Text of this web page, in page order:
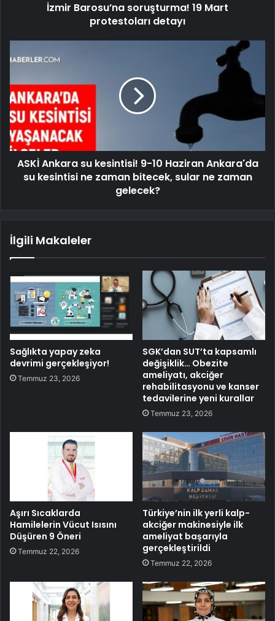
İzmir Barosu’na soruşturma! 19 Mart
protestoları detayı
ASKİ Ankara su kesintisi! 9-10 Haziran Ankara'da
su kesintisi ne zaman bitecek, sular ne zaman
gelecek?
İlgili Makaleler
Sağlıkta yapay zeka
devrimi gerçekleşiyor!
Temmuz 23, 2026
SGK’dan SUT’ta kapsamlı
değişiklik… Obezite
ameliyatı, akciğer
rehabilitasyonu ve kanser
tedavilerine yeni kurallar
Temmuz 23, 2026
Aşırı Sıcaklarda
Hamilelerin Vücut Isısını
Düşüren 9 Öneri
Temmuz 22, 2026
Türkiye’nin ilk yerli kalp-
akciğer makinesiyle ilk
ameliyat başarıyla
gerçekleştirildi
Temmuz 22, 2026